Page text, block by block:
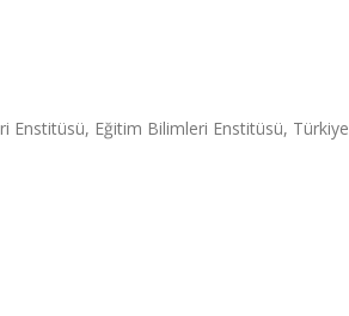
Enstitüsü, Eğitim Bilimleri Enstitüsü, Türkiye